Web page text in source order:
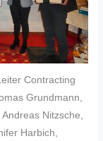
Contracting
Grundmann,
Nitzsche,
Harbich,